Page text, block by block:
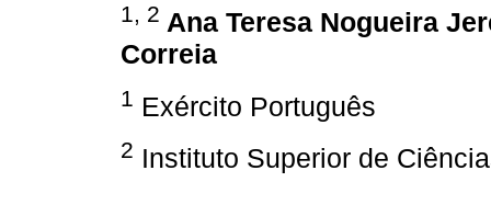
1, 2 Ana Teresa Nogueira
Correia
1 Exército Português
2 Instituto Superior de